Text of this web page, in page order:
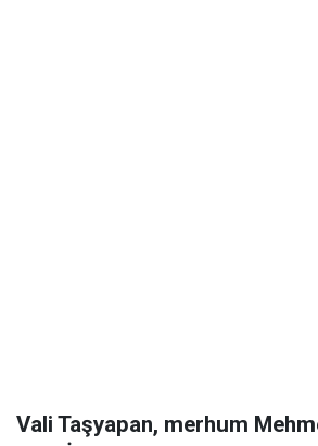
Vali Taşyapan, merhum